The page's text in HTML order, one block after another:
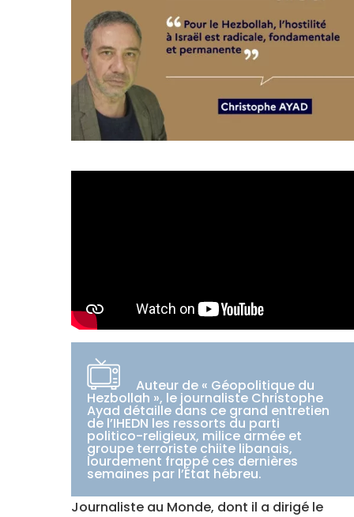
Auteur de « Géopolitique du
Hezbollah », le journaliste Christophe
Ayad détaille dans ce grand entretien
de l’IHEDN les ressorts du parti
politico-religieux, milice armée et
groupe terroriste chiite libanais,
lourdement frappé ces dernières
semaines par l’État hébreu.
Journaliste au Monde, dont il a dirigé le